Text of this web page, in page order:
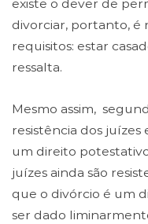
existe o dever de
divorciar, portanto, é
requisitos: estar
ressalta.
Mesmo assim,
resistência dos
um direito
juízes ainda são
que o divórcio é um
ser dado